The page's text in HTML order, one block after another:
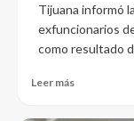
Tijuana informó
exfuncionarios
como resultado
Leer más